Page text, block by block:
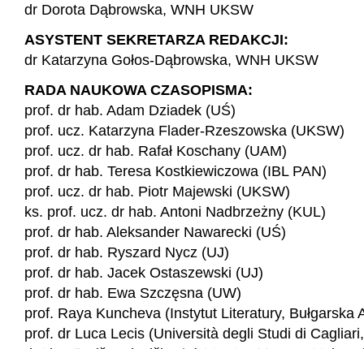
dr Dorota Dąbrowska, WNH UKSW
ASYSTENT SEKRETARZA REDAKCJI:
dr Katarzyna Gołos-Dąbrowska, WNH UKSW
RADA NAUKOWA CZASOPISMA:
prof. dr hab. Adam Dziadek (UŚ)
prof. ucz. Katarzyna Flader-Rzeszowska (UKSW)
prof. ucz. dr hab. Rafał Koschany (UAM)
prof. dr hab. Teresa Kostkiewiczowa (IBL PAN)
prof. ucz. dr hab. Piotr Majewski (UKSW)
ks. prof. ucz. dr hab. Antoni Nadbrzeżny (KUL)
prof. dr hab. Aleksander Nawarecki (UŚ)
prof. dr hab. Ryszard Nycz (UJ)
prof. dr hab. Jacek Ostaszewski (UJ)
prof. dr hab. Ewa Szczęsna (UW)
prof. Raya Kuncheva (Instytut Literatury, Bułgarska
prof. dr Luca Lecis (Università degli Studi di